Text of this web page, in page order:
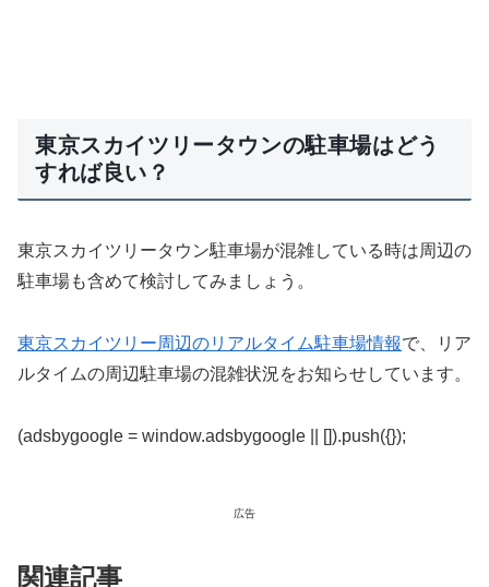
東京スカイツリータウンの駐車場はどう
すれば良い？
東京スカイツリータウン駐車場が混雑している時は周辺の
駐車場も含めて検討してみましょう。
東京スカイツリー周辺のリアルタイム駐車場情報で、リア
ルタイムの周辺駐車場の混雑状況をお知らせしています。
(adsbygoogle = window.adsbygoogle || []).push({});
広告
関連記事